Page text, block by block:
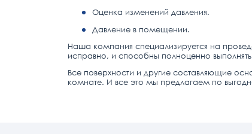
Оценка изменений давления.
Давление в помещении.
Наша компания специализируется на
исправно, и способны полноценно
Все поверхности и другие составляющие
комнате. И все это мы предлагаем по